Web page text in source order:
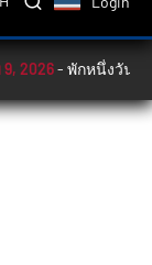
2026-พักหนึ่งวัน! ‘ฮั